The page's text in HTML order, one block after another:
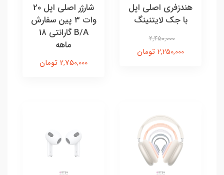
هندزفری اصلی اپل
با جک لایتنینگ
2,450,000
2,250,000 تومان
شارژر اصلی اپل 20
وات 3 پین سفارش
B/A گارانتی 18
ماهه
2,750,000 تومان